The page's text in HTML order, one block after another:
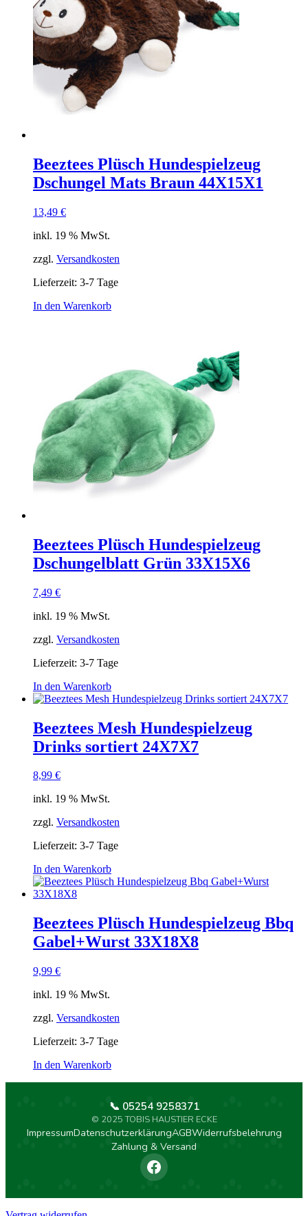
Beeztees Plüsch Hundespielzeug
Dschungel Mats Braun 44X15X1
13,49 €
inkl. 19 % MwSt.
zzgl. Versandkosten
Lieferzeit: 3-7 Tage
In den Warenkorb
Beeztees Plüsch Hundespielzeug
Dschungelblatt Grün 33X15X6
7,49 €
inkl. 19 % MwSt.
zzgl. Versandkosten
Lieferzeit: 3-7 Tage
In den Warenkorb
Beeztees Mesh Hundespielzeug
Drinks sortiert 24X7X7
8,99 €
inkl. 19 % MwSt.
zzgl. Versandkosten
Lieferzeit: 3-7 Tage
In den Warenkorb
Beeztees Plüsch Hundespielzeug Bbq
Gabel+Wurst 33X18X8
9,99 €
inkl. 19 % MwSt.
zzgl. Versandkosten
Lieferzeit: 3-7 Tage
In den Warenkorb
ImpressumDatenschutzerklärungAGBWiderrufsbelehrung
Zahlung & Versand
📞 05254 9258371
© 2025 TOBIS HAUSTIER ECKE